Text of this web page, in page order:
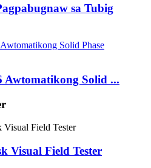
sa Tubig
Awtomatikong Solid ...
Visual Field Tester